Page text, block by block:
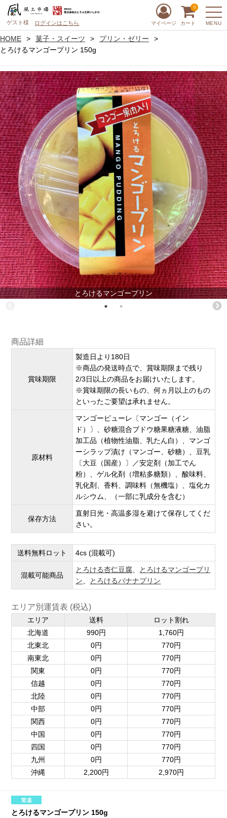
ゲスト様 ログインはこちら MENU
マイページ カート
0
HOME 菓子・スイーツ
プリン・ゼリー
とろけるマンゴープリン 150g
とろけるマンゴープリン
商品詳細
賞味期限
製造日より180日
※商品の発送時点で、賞味期限まで残り
2/3日以上の商品をお届けいたします。
※賞味期限の長いもの、何ヵ月以上のもの
といったご要望は承れません。
原材料
マンゴーピューレ〔マンゴー（イン
ド）〕、砂糖混合ブドウ糖果糖液糖、油脂
加工品（植物性油脂、乳たん白）、マンゴ
ーシラップ漬け（マンゴー、砂糖）、豆乳
〔大豆（国産）〕／安定剤（加工でん
粉）、ゲル化剤（増粘多糖類）、酸味料、
乳化剤、香料、調味料（無機塩）、塩化カ
ルシウム、（一部に乳成分を含む）
保存方法
直射日光・高温多湿を避けて保存してくだ
さい。
送料無料ロット 4cs (混載可)
混載可能商品
とろける杏仁豆腐、
とろけるマンゴープリ
ン、 とろけるバナナプリン
エリア別運賃表 (税込)
エリア 送料
ロット割れ
北海道
990円
1,760円
北東北
0円
770円
南東北
0円
770円
関東
0円
770円
信越
0円
770円
北陸
0円
770円
中部
0円
770円
関西
0円
770円
中国
0円
770円
四国
0円
770円
九州
0円
770円
沖縄
2,200円 2,970円
とろけるマンゴープリン 150g